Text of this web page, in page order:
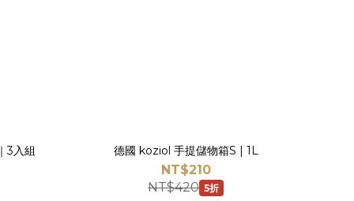
3入組 德國 koziol 手提儲物箱S | 1L
NT$210
NT$420 5折